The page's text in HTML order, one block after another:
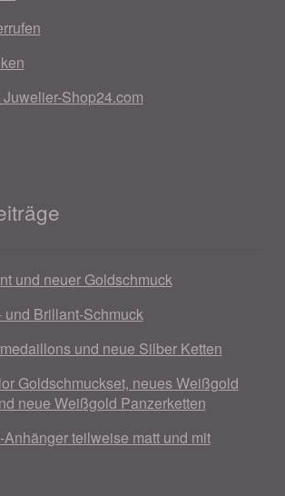
2019
2020
2021
Search
Shop24.com
und neuer Goldschmuck
und Brillant-Schmuck
und neue Silber Ketten
Goldschmuckset, neues Weißgold
neue Weißgold Panzerketten
teilweise matt und mit